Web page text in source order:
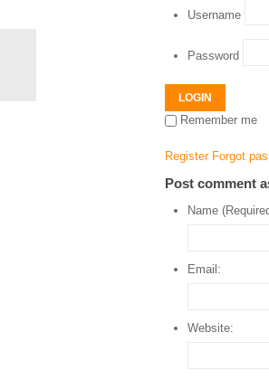
Username
Password
LOGIN
Remember me
Register Forgot
Post comment
Name
Email:
Website: